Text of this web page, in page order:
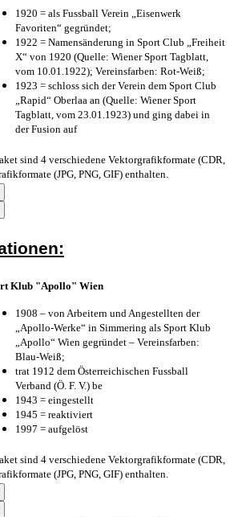
1920 = als Fussball Verein „Eisenwerk
Favoriten“ gegründet;
1922 = Namensänderung in Sport Club „Freiheit
X“ von 1920 (Quelle: Wiener Sport Tagblatt,
vom 10.01.1922); Vereinsfarben: Rot-Weiß;
1923 = schloss sich der Verein dem Sport Club
„Rapid“ Oberlaa an (Quelle: Wiener Sport
Tagblatt, vom 23.01.1923) und ging dabei in
der Fusion auf
sind 4 verschiedene Vektorgrafikformate (CDR,
(JPG, PNG, GIF) enthalten.
Klub "Apollo" Wien
1908 – von Arbeitern und Angestellten der
„Apollo-Werke“ in Simmering als Sport Klub
„Apollo“ Wien gegründet – Vereinsfarben:
Blau-Weiß;
trat 1912 dem Österreichischen Fussball
Verband (Ö. F. V.) be
1943 = eingestellt
1945 = reaktiviert
1997 = aufgelöst
sind 4 verschiedene Vektorgrafikformate (CDR,
(JPG, PNG, GIF) enthalten.